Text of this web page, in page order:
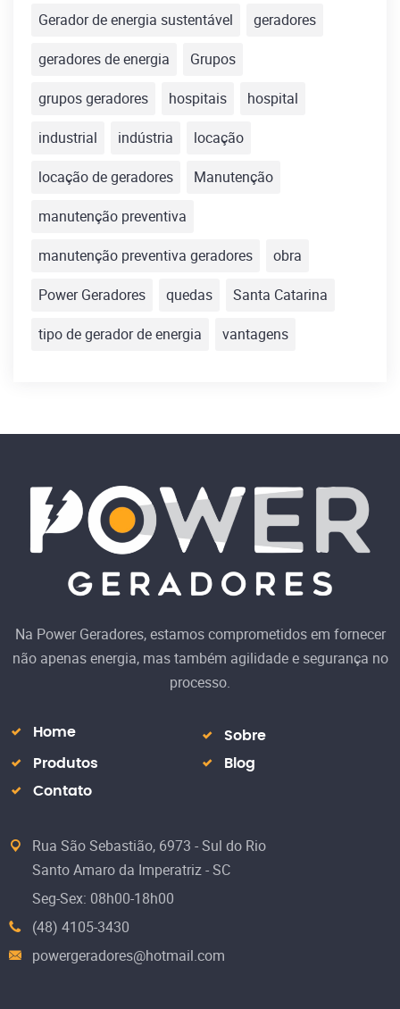
Gerador de energia sustentável
geradores
geradores de energia
Grupos
grupos geradores
hospitais
hospital
industrial
indústria
locação
locação de geradores
Manutenção
manutenção preventiva
manutenção preventiva geradores
obra
Power Geradores
quedas
Santa Catarina
tipo de gerador de energia
vantagens
Na Power Geradores, estamos comprometidos em fornecer
não apenas energia, mas também agilidade e segurança no
processo.
Home
Sobre
Produtos
Blog
Contato
Rua São Sebastião, 6973 - Sul do Rio
Santo Amaro da Imperatriz - SC
Seg-Sex: 08h00-18h00
(48) 4105-3430
powergeradores@hotmail.com